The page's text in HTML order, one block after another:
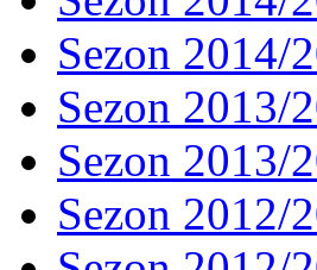
Sezon 2014/
Sezon 2013/
Sezon 2013/
Sezon 2012/